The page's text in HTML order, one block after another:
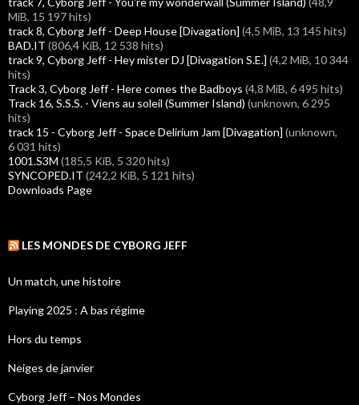
MiB, 15 197 hits)
track 8, Cyborg Jeff - Deep House [Divagation] (4,5 MiB, 13 145 hits)
BAD.IT (806,4 KiB, 12 538 hits)
track 9, Cyborg Jeff - Hey mister DJ [Divagation S.E.] (4,2 MiB, 10 344
hits)
Track 3, Cyborg Jeff - Here comes the Badboys (4,8 MiB, 6 495 hits)
Track 16, S.S.S. - Viens au soleil (Summer Island) (unknown, 6 295
hits)
track 15 - Cyborg Jeff - Space Delirium Jam [Divagation] (unknown,
6 031 hits)
1001.S3M (185,5 KiB, 5 320 hits)
SYNCOPED.IT (242,2 KiB, 5 121 hits)
Downloads Page
LES MONDES DE CYBORG JEFF
Un match, une histoire
Playing 2025 : A bas régime
Hors du temps
Neiges de janvier
Cyborg Jeff – Nos Mondes